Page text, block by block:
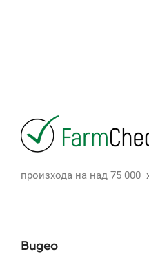
произхода на над 75 000
Видео